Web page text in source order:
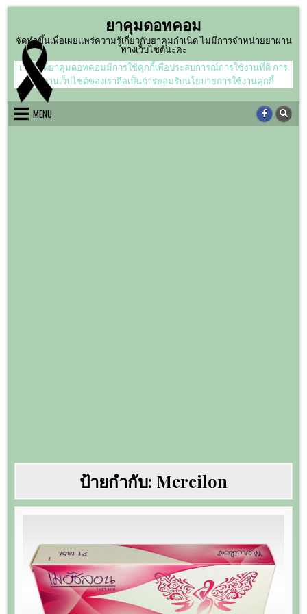
content
ยาคุมดอทคอม
จัดทำขึ้นเพื่อเผยแพร่ความรู้เกี่ยวกับยาคุมกำเนิด ไม่มีการจำหน่ายยาผ่าน
ทางเว็บไซต์นะคะ
เว็บไซต์ยาคุมดอทคอมมีการใช้คุกกี้เพื่อประสบการณ์การใช้งานที่ดี การ
ใช้งานเว็บไซต์ของเราถือเป็นการยอมรับนโยบายการใช้งานคุกกี้
MENU
ป้ายกำกับ: Mercilon